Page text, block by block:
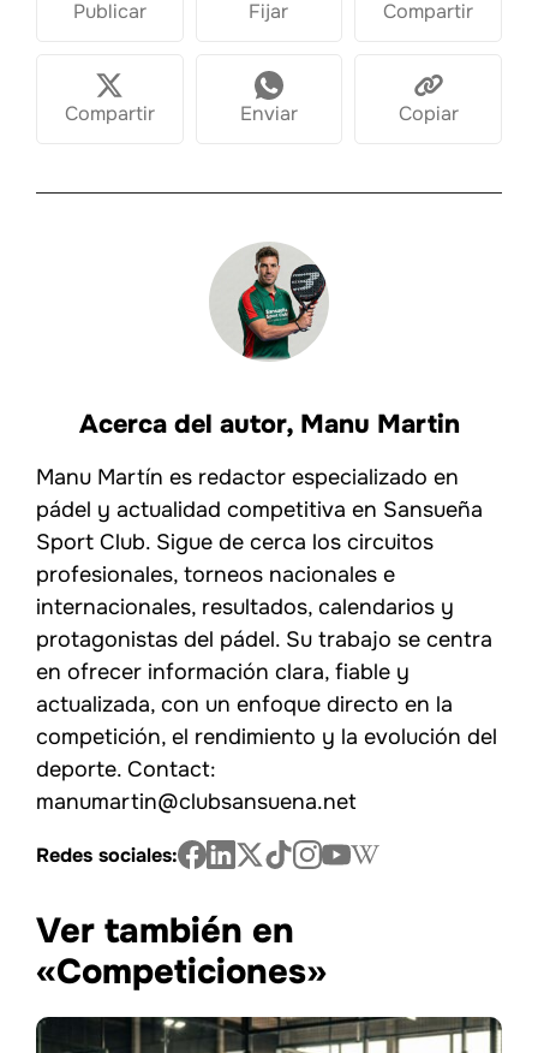
Publicar Fijar Compartir
Compartir Enviar Copiar
Acerca del autor, Manu Martin
Manu Martín es redactor especializado en
pádel y actualidad competitiva en Sansueña
Sport Club. Sigue de cerca los circuitos
profesionales, torneos nacionales e
internacionales, resultados, calendarios y
protagonistas del pádel. Su trabajo se centra
en ofrecer información clara, fiable y
actualizada, con un enfoque directo en la
competición, el rendimiento y la evolución del
deporte. Contact:
manumartin@clubsansuena.net
Redes sociales:
Ver también en
«Competiciones»